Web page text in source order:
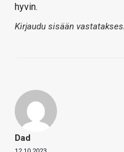
hyvin.
Kirjaudu sisään
Dad